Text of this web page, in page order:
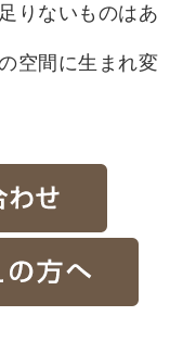
りないものはあ
空間に生まれ変